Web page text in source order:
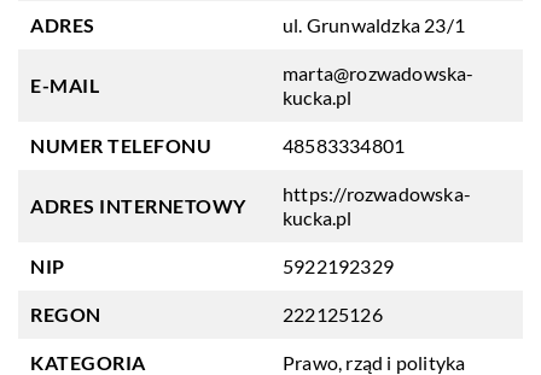
ADRES ul. Grunwaldzka 23/1
E-MAIL
marta@rozwadowska-
kucka.pl
NUMER TELEFONU 48583334801
ADRES INTERNETOWY
https://rozwadowska-
kucka.pl
NIP 5922192329
REGON 222125126
KATEGORIA Prawo, rząd i polityka